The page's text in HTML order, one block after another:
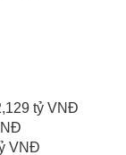
tỷ VNĐ
VNĐ